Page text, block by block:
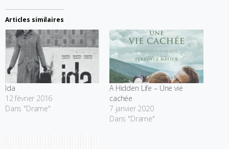
Articles similaires
Ida
12 février 2016
Dans "Drame"
A Hidden Life – Une vie
cachée
7 janvier 2020
Dans "Drame"